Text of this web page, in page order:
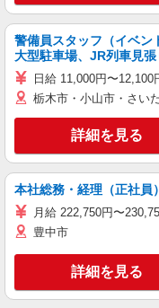
警備員スタッフ（イベン
大型駐車場、JR列車見張
日給 11,000円〜12,100
栃木市・小山市・さい
詳細を見る
本社総務・経理（正社員
月給 222,750円〜
豊中市
詳細を見る